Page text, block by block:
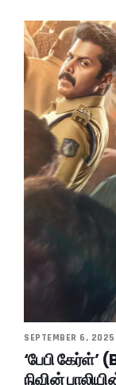
SEPTEMBER 6, 2025
‘பேபி கேர்ள்’
நிவின்